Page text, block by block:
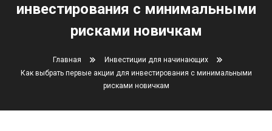
инвестирования с минимальными
рисками новичкам
Главная
Инвестиции для начинающих
Как выбрать первые акции для инвестирования с минимальными
рисками новичкам